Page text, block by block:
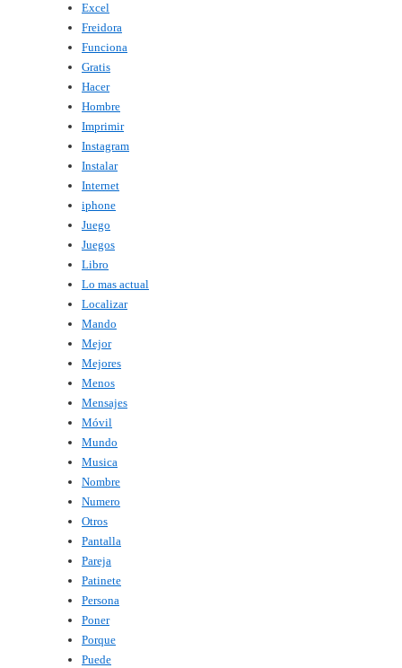
Excel
Freidora
Funciona
Gratis
Hacer
Hombre
Imprimir
Instagram
Instalar
Internet
iphone
Juego
Juegos
Libro
Lo mas actual
Localizar
Mando
Mejor
Mejores
Menos
Mensajes
Móvil
Mundo
Musica
Nombre
Numero
Otros
Pantalla
Pareja
Patinete
Persona
Poner
Porque
Puede